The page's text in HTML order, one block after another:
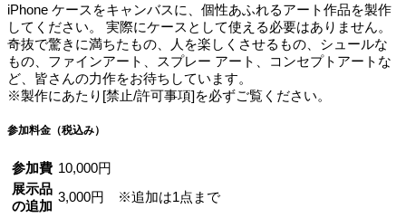
iPhone ケースをキャンバスに、個性あふれるアート作品を製作
してください。 実際にケースとして使える必要はありません。
奇抜で驚きに満ちたもの、人を楽しくさせるもの、シュールな
もの、ファインアート、スプレー アート、コンセプトアートな
ど、皆さんの力作をお待ちしています。
※製作にあたり[禁止/許可事項]を必ずご覧ください。
参加料金（税込み）
参加費 10,000円
展示品
の追加
3,000円 ※追加は1点まで